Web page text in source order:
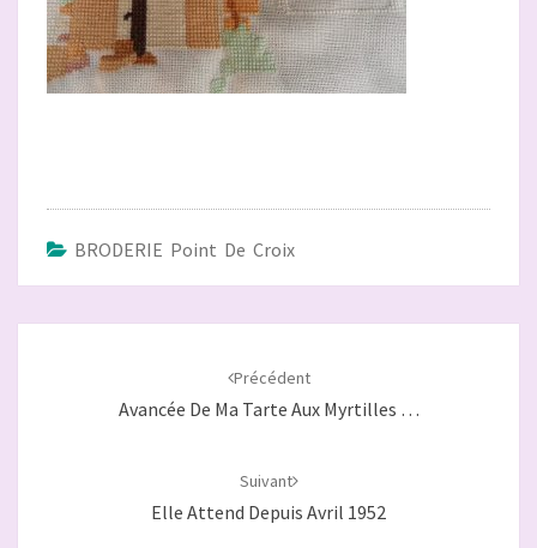
BRODERIE Point De Croix
Précédent
Avancée De Ma Tarte Aux Myrtilles …
Suivant
Elle Attend Depuis Avril 1952